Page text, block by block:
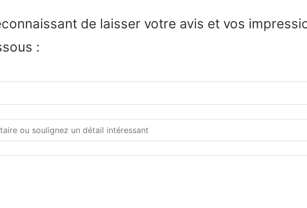
de laisser votre avis et vos
: